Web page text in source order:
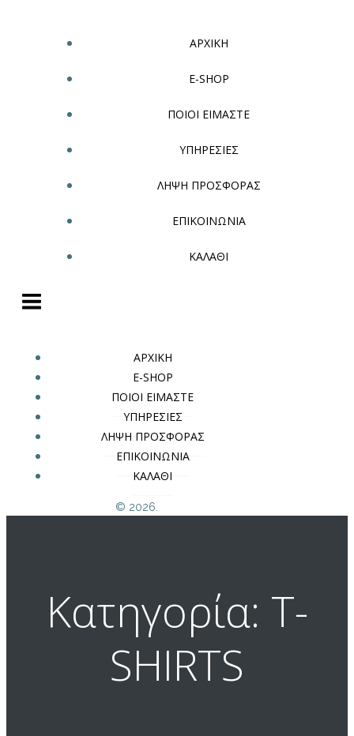
ΑΡΧΙΚΗ
E-SHOP
ΠΟΙΟΙ ΕΙΜΑΣΤΕ
ΥΠΗΡΕΣΙΕΣ
ΛΗΨΗ ΠΡΟΣΦΟΡΑΣ
ΕΠΙΚΟΙΝΩΝΙΑ
ΚΑΛΑΘΙ
ΑΡΧΙΚΗ
E-SHOP
ΠΟΙΟΙ ΕΙΜΑΣΤΕ
ΥΠΗΡΕΣΙΕΣ
ΛΗΨΗ ΠΡΟΣΦΟΡΑΣ
ΕΠΙΚΟΙΝΩΝΙΑ
ΚΑΛΑΘΙ
© 2026.
Κατηγορία: T-
SHIRTS